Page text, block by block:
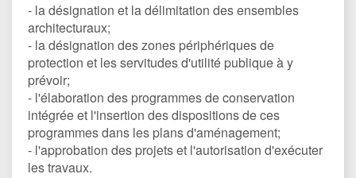
- la désignation et la délimitation des ensembles
architecturaux;
- la désignation des zones périphériques de
protection et les servitudes d'utilité publique à y
prévoir;
- l'élaboration des programmes de conservation
intégrée et l'insertion des dispositions de ces
programmes dans les plans d'aménagement;
- l'approbation des projets et l'autorisation d'exécuter
les travaux.